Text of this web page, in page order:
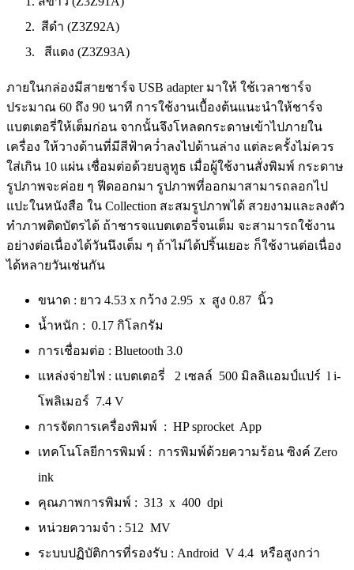
สีดำ (Z3Z92A)
สีแดง (Z3Z93A)
ภายในกล่องมีสายชาร์จ USB adapter มาให้ ใช้เวลาชาร์จ
ประมาณ 60 ถึง 90 นาที การใช้งานเบื้องต้นแนะนำให้ชาร์จ
แบตเตอรี่ให้เต็มก่อน จากนั้นจึงโหลดกระดาษเข้าไปภายใน
เครื่อง ให้วางด้านที่มีสีฟ้าคว่ำลงไปด้านล่าง แต่ละครั้งไม่ควร
ใส่เกิน 10 แผ่น เชื่อมต่อด้วยบลูทูธ เมื่อผู้ใช้งานสั่งพิมพ์ กระดาษ
รูปภาพจะค่อย ๆ ฟีดออกมา รูปภาพที่ออกมาสามารถลอกไป
แปะในหนังสือ ใน Collection สะสมรูปภาพได้ สวยงามและลงตัว
ทำภาพติดบัตรได้ ถ้าชารจแบตเตอรี่จนเต็ม จะสามารถใช้งาน
อย่างต่อเนื่องได้วันนึงเต็ม ๆ ถ้าไม่ได้ปริ้นเยอะ ก็ใช้งานต่อเนื่อง
ได้หลายวันเช่นกัน
ขนาด : ยาว 4.53 x กว้าง 2.95 x สูง 0.87 นิ้ว
น้ำหนัก : 0.17 กิโลกรัม
การเชื่อมต่อ : Bluetooth 3.0
แหล่งจ่ายไฟ : แบตเตอรี่ 2 เซลล์ 500 มิลลิแอมป์แปร์ l i-
โพลิเมอร์ 7.4 V
การจัดการเครื่องพิมพ์ : HP sprocket App
เทคโนโลยีการพิมพ์ : การพิมพ์ด้วยความร้อน ซิงค์ Zero
ink
คุณภาพการพิมพ์ : 313 x 400 dpi
หน่วยความจำ : 512 MV
ระบบปฏิบัติการที่รองรับ : Android V 4.4 หรือสูงกว่า